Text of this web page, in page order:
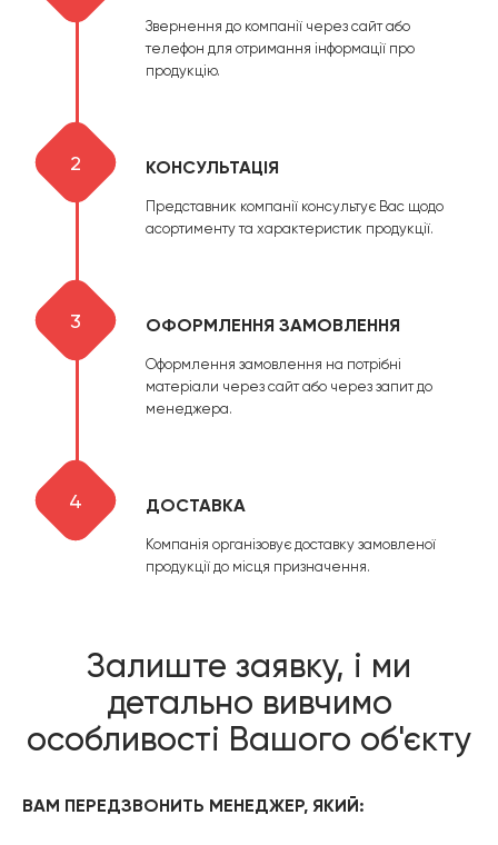
Звернення до компанії через сайт або
телефон для отримання інформації про
продукцію.
2 КОНСУЛЬТАЦІЯ
Представник компанії консультує Вас щодо
асортименту та характеристик продукції.
3 ОФОРМЛЕННЯ ЗАМОВЛЕННЯ
Оформлення замовлення на потрібні
матеріали через сайт або через запит до
менеджера.
4 ДОСТАВКА
Компанія організовує доставку замовленої
продукції до місця призначення.
Залиште заявку, і ми
детально вивчимо
особливості Вашого об'єкту
ВАМ ПЕРЕДЗВОНИТЬ МЕНЕДЖЕР, ЯКИЙ: